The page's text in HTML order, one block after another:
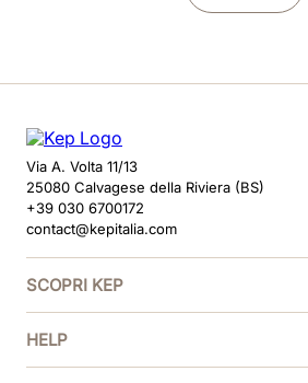
Via A. Volta 11/13
25080 Calvagese della Riviera (BS)
+39 030 6700172
contact@kepitalia.com
SCOPRI KEP
HELP